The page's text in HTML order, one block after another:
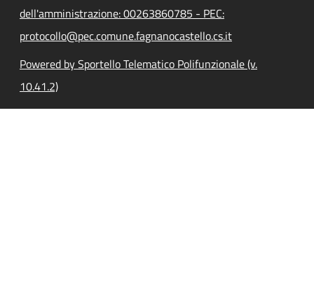
dell'amministrazione: 00263860785 - PEC:
protocollo@pec.comune.fagnanocastello.cs.it
Powered by Sportello Telematico Polifunzionale (v.
10.41.2)